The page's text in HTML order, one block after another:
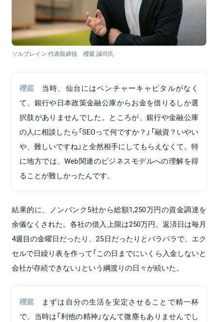
ソルブレイン 代表取締役 櫻庭 誠司氏
櫻庭
当時、仙台にはベンチャーキャピタルがなく
て、銀行や日本政策金融公庫からお金を借りるしか選
択肢がありませんでした。ところが、銀行や金融公庫
の人に相談したら「SEOって何ですか？」「融資？いやい
や、難しいですね」と全然相手にしてもらえなくて。特
に地方では、Web関連のビジネスモデルへの理解を得
ることが難しかったんです。
結果的に、ノンバンク5社から総額1,250万円の資金調達を
余儀なくされた。各社の借入上限は250万円。返済日は毎月
4週目の金曜日だったり、25日だったりとバラバラで、エク
セルで日繰り表を作って「この日までにいくら入金しないと
会社が存続できない」という綱渡りの日々が続いた。
櫻庭
まずは自分の生活を安定させることで精一杯
で、当時は「利他の精神」なんて微塵もありませんでし